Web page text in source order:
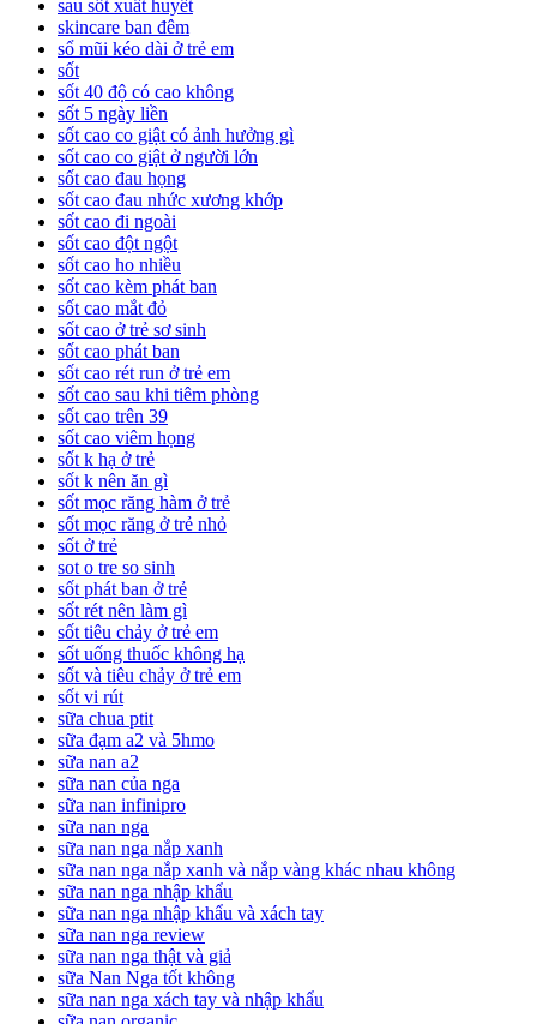
sau sốt xuất huyết
skincare ban đêm
sổ mũi kéo dài ở trẻ em
sốt
sốt 40 độ có cao không
sốt 5 ngày liền
sốt cao co giật có ảnh hưởng gì
sốt cao co giật ở người lớn
sốt cao đau họng
sốt cao đau nhức xương khớp
sốt cao đi ngoài
sốt cao đột ngột
sốt cao ho nhiều
sốt cao kèm phát ban
sốt cao mắt đỏ
sốt cao ở trẻ sơ sinh
sốt cao phát ban
sốt cao rét run ở trẻ em
sốt cao sau khi tiêm phòng
sốt cao trên 39
sốt cao viêm họng
sốt k hạ ở trẻ
sốt k nên ăn gì
sốt mọc răng hàm ở trẻ
sốt mọc răng ở trẻ nhỏ
sốt ở trẻ
sot o tre so sinh
sốt phát ban ở trẻ
sốt rét nên làm gì
sốt tiêu chảy ở trẻ em
sốt uống thuốc không hạ
sốt và tiêu chảy ở trẻ em
sốt vi rút
sữa chua ptit
sữa đạm a2 và 5hmo
sữa nan a2
sữa nan của nga
sữa nan infinipro
sữa nan nga
sữa nan nga nắp xanh
sữa nan nga nắp xanh và nắp vàng khác nhau không
sữa nan nga nhập khẩu
sữa nan nga nhập khẩu và xách tay
sữa nan nga review
sữa nan nga thật và giả
sữa Nan Nga tốt không
sữa nan nga xách tay và nhập khẩu